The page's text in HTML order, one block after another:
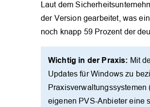
Laut dem
der Version gearbeitet, was
noch knapp 59 Prozent der
Wichtig in der Praxis: Mit
Updates für Windows zu
Praxisverwaltungssystemen
eigenen PVS-Anbieter eine